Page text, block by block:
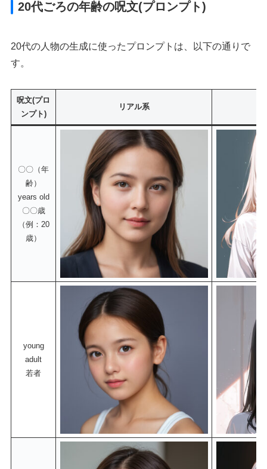
20代ごろの年齢の呪文(プロンプト)
20代の人物の生成に使ったプロンプトは、以下の通りで
す。
呪文(プロ
ンプト)
リアル系
〇〇（年
齢）
years old
〇〇歳
（例：20
歳）
young
adult
若者